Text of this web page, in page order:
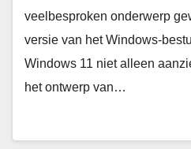
veelbesproken onderwerp
versie van het Windows-
Windows 11 niet alleen
het ontwerp van…